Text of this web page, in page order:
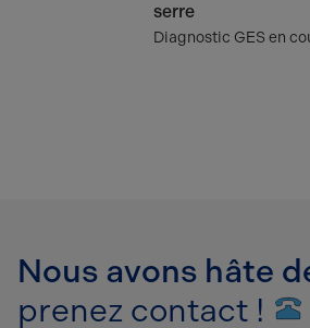
serre
Diagnostic GES en
Nous avons hâte
prenez contact !